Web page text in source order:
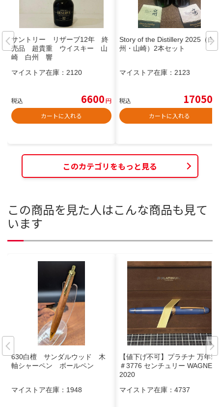
サントリー リザーブ12年 終
売品 超貴重 ウイスキー 山
崎 白州 響
マイストア在庫： 2120
税込 6600円
カートに入れる
Story of the Distillery 2025（白
州・山崎）2本セット
マイストア在庫： 2123
税込 17050
カートに入れる
このカテゴリをもっと見る
この商品を見た人はこんな商品も見て
います
630白檀 サンダルウッド 木
軸シャーペン ボールペン
マイストア在庫： 1948
【値下げ不可】プラチナ 万年筆
＃3776 センチュリー WAGNER
2020
マイストア在庫： 4737